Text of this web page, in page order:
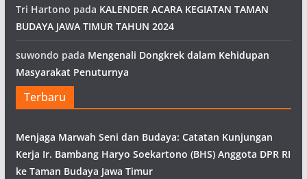
Tri Hartono pada KALENDER ACARA KEGIATAN TAMAN
BUDAYA JAWA TIMUR TAHUN 2024
suwondo pada Mengenali Dongkrek dalam Kehidupan
Masyarakat Penuturnya
Terbaru
Menjaga Marwah Seni dan Budaya: Catatan Kunjungan
Kerja Ir. Bambang Haryo Soekartono (BHS) Anggota DPR RI
ke Taman Budaya Jawa Timur